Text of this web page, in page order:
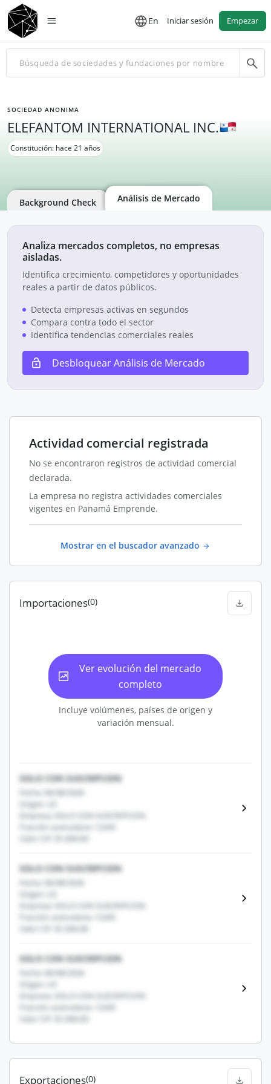
En Iniciar sesión Empezar
SOCIEDAD ANONIMA
ELEFANTOM INTERNATIONAL INC.
Constitución: hace 21 años
Background Check Análisis de Mercado
Analiza mercados completos, no empresas
aisladas.
Identifica crecimiento, competidores y oportunidades
reales a partir de datos públicos.
Detecta empresas activas en segundos
Compara contra todo el sector
Identifica tendencias comerciales reales
Desbloquear Análisis de Mercado
Actividad comercial registrada
No se encontraron registros de actividad comercial
declarada.
La empresa no registra actividades comerciales
vigentes en Panamá Emprende.
Mostrar en el buscador avanzado
Importaciones(0)
Ver evolución del mercado
completo
Incluye volúmenes, países de origen y
variación mensual.
SOLO CON SUSCRIPCION
Fecha: 06/08/2026
Origen: US
Empresa: SOLO CON SUSCRIPCION
Fracción arancelaria: 12345
Valor CIF: $1,000.00
SOLO CON SUSCRIPCION
Fecha: 06/08/2026
Origen: US
Empresa: SOLO CON SUSCRIPCION
Fracción arancelaria: 12345
Valor CIF: $1,000.00
SOLO CON SUSCRIPCION
Fecha: 06/08/2026
Origen: US
Empresa: SOLO CON SUSCRIPCION
Fracción arancelaria: 12345
Valor CIF: $1,000.00
Exportaciones(0)